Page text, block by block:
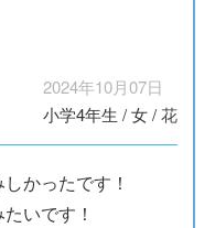
2024年10月07日
小学4年生 /女/花
かったです！
いです！